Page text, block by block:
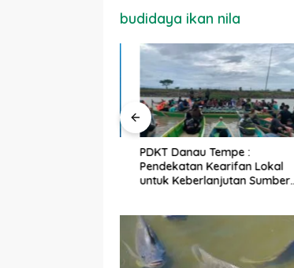
budidaya ikan nila
PDKT Danau Tempe :
Pendekatan Kearifan Lokal
untuk Keberlanjutan Sumber